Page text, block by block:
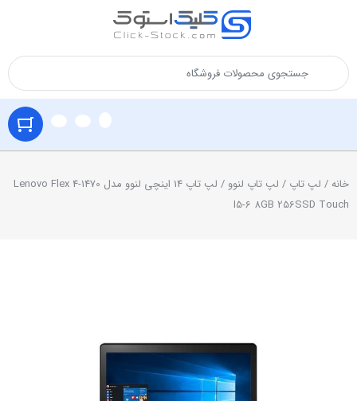
خانه/ لپ تاپ / لپ تاپ لنوو
/ لپ تاپ 14 اینچی لنوو مدل Lenovo Flex 4-1470
I5-6 8GB 256SSD Touch